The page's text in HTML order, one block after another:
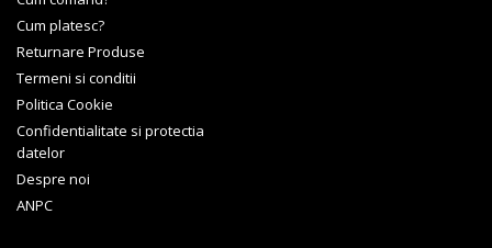
Cum platesc?
Returnare Produse
Termeni si conditii
Politica Cookie
Confidentialitate si protectia
datelor
Despre noi
ANPC